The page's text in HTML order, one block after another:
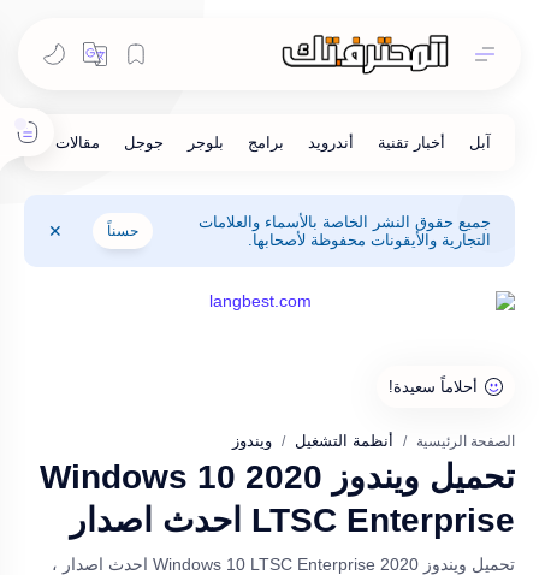
جميع حقوق النشر الخاصة بالأسماء والعلامات
التجارية والأيقونات محفوظة لأصحابها.
حسناً
الصفحة الرئيسية أنظمة التشغيل ويندوز
تحميل ويندوز 2020 Windows 10
LTSC Enterprise احدث اصدار
تحميل ويندوز 2020 Windows 10 LTSC Enterprise احدث اصدار ،